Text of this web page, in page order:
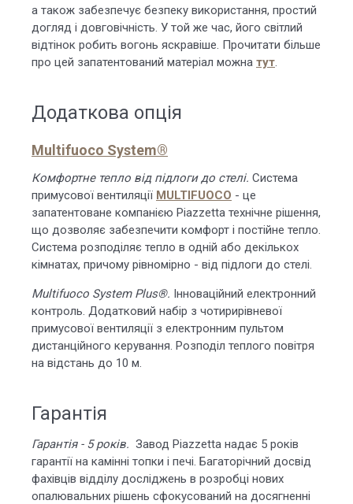
а також забезпечує безпеку використання, простий
догляд і довговічність. У той же час, його світлий
відтінок робить вогонь яскравіше. Прочитати більше
про цей запатентований матеріал можна тут.
Додаткова опція
Multifuoco System®
Комфортне тепло від підлоги до стелі. Система
примусової вентиляції MULTIFUOCO - це
запатентоване компанією Piazzetta технічне рішення,
що дозволяє забезпечити комфорт і постійне тепло.
Система розподіляє тепло в одній або декількох
кімнатах, причому рівномірно - від підлоги до стелі.
Multifuoco System Plus®. Інноваційний електронний
контроль. Додатковий набір з чотирирівневої
примусової вентиляції з електронним пультом
дистанційного керування. Розподіл теплого повітря
на відстань до 10 м.
Гарантія
Гарантія - 5 років. Завод Piazzetta надає 5 років
гарантії на камінні топки і печі. Багаторічний досвід
фахівців відділу досліджень в розробці нових
опалювальних рішень сфокусований на досягненні